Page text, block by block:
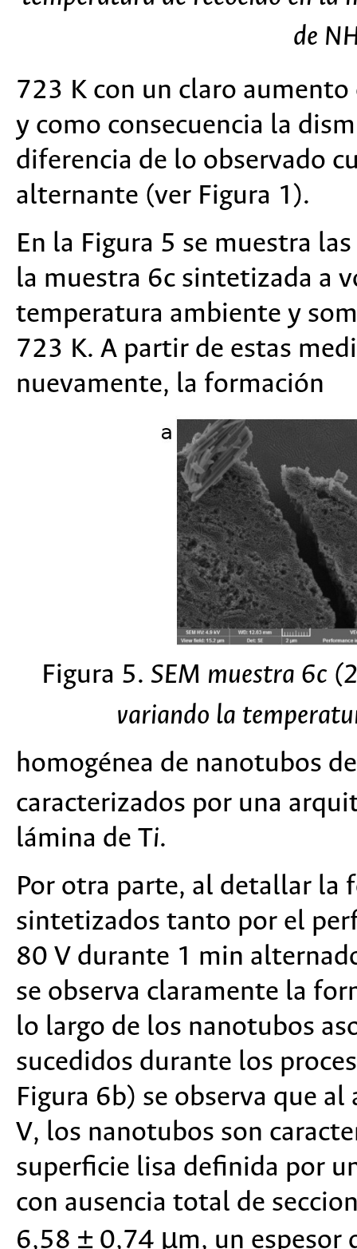
de
723 K con un claro
y como consecuencia la
diferencia de lo observado
alternante (ver Figura 1).
En la Figura 5 se muestra
la muestra 6c sintetizada a
temperatura ambiente y
723 K. A partir de estas
nuevamente, la formación
Figura 5. SEM muestra 6c
variando la
homogénea de nanotubos
caracterizados por una
lámina de Ti.
Por otra parte, al detallar la
sintetizados tanto por el
80 V durante 1 min
se observa claramente la
lo largo de los nanotubos
sucedidos durante los
Figura 6b) se observa que
V, los nanotubos son
superficie lisa definida por
con ausencia total de
6,58 ± 0,74 µm, un espesor